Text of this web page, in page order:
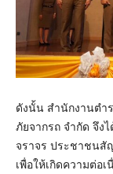
ดังนั้น สำนักงานตำ
ภัยจากรถ จำกัด จึง
จราจร ประชาชนสั
เพื่อให้เกิดความต่อ